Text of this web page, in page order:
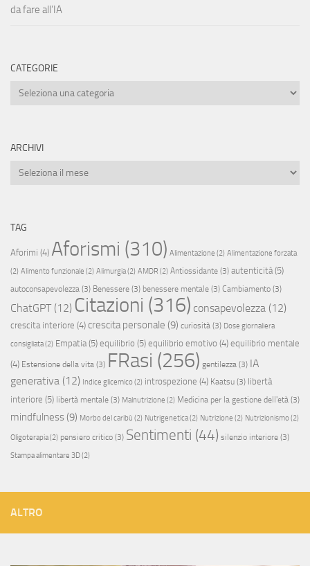
da fare all’IA
CATEGORIE
Categorie
ARCHIVI
Archivi
TAG
Aforimi (4) Aforismi (310) Alimentazione (2) Alimentazione forzata
(2) Alimento funzionale (2) Alimurgia(2) AMDR (2) Antiossidante (3) autenticità(5)
autoconsapevolezza (3) Benessere (3) benessere mentale (3) Cambiamento (3)
ChatGPT(12) Citazioni (316) consapevolezza (12)
crescita interiore (4) crescita personale (9) curiosità (3) Dose giornaliera
consigliata(2) Empatia(5) equilibrio (5) equilibrio emotivo (4) equilibrio mentale
(4) Estensione della vita (3) FRasi (256) gentilezza (3) IA
generativa (12) Indice glicemico (2) introspezione (4) Kaatsu (3) libertà
interiore (5) libertà mentale (3) Malnutrizione (2) Medicina per la gestione dell'età (3)
mindfulness (9) Morbo del caribù (2) Nutrigenetica(2) Nutrizione (2) Nutrizionismo (2)
Oligoterapia(2) pensiero critico (3) Sentimenti (44) silenzio interiore (3)
Stampa alimentare 3D(2)
ALTRO